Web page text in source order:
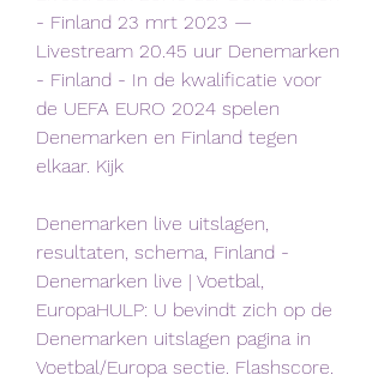
- Finland 23 mrt 2023 —
Livestream 20.45 uur Denemarken
- Finland - In de kwalificatie voor
de UEFA EURO 2024 spelen
Denemarken en Finland tegen
elkaar. Kijk
Denemarken live uitslagen,
resultaten, schema, Finland -
Denemarken live | Voetbal,
EuropaHULP: U bevindt zich op de
Denemarken uitslagen pagina in
Voetbal/Europa sectie. Flashscore.